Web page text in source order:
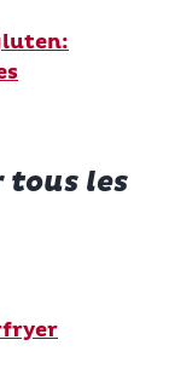
tous les